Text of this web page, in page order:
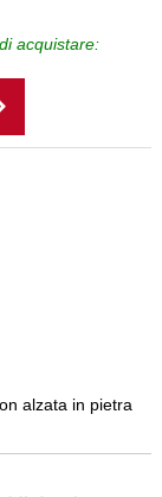
SOSPESI
acquistare:
alzata in pietra